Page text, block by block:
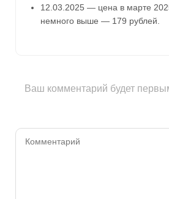
12.03.2025 — цена в марте
немного выше — 179 рублей.
Ваш комментарий будет